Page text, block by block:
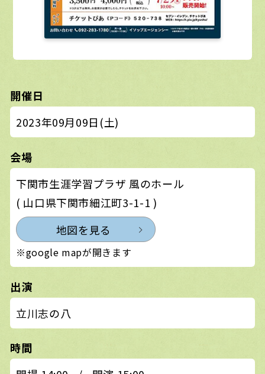
開催日
2023年09月09日(土)
会場
下関市生涯学習プラザ 風のホール
( 山口県下関市細江町3-1-1 )
地図を見る
※google mapが開きます
出演
立川志の八
時間